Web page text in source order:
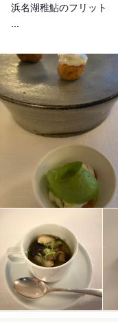
浜名湖稚鮎のフリット